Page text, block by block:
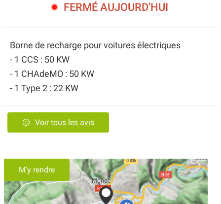
FERMÉ AUJOURD'HUI
Borne de recharge pour voitures électriques
- 1 CCS : 50 KW
- 1 CHAdeMO : 50 KW
- 1 Type 2 : 22 KW
Voir tous les avis
M'y rendre